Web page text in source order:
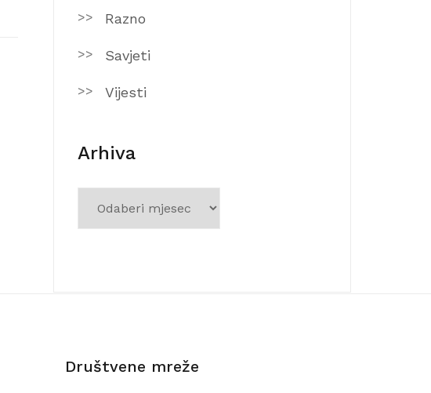
Razno
Savjeti
Vijesti
Arhiva
Društvene mreže